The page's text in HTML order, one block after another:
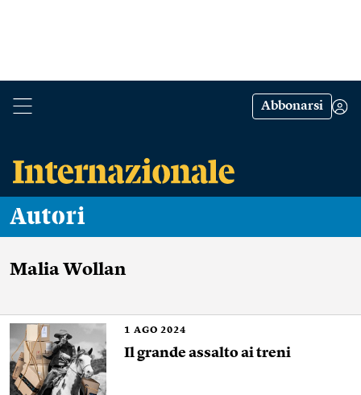
Abbonarsi
Autori
Malia Wollan
1 AGO 2024
Il grande assalto ai treni